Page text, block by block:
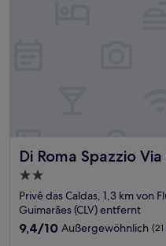
Di Roma Spazzio
Di Roma Spazzio Via
2.0-
Sterne-
Unterkunft
Privê das Caldas, 1,3 km von
Guimarães (CLV) entfernt
9.4
9,4/10 Außergewöhnlich